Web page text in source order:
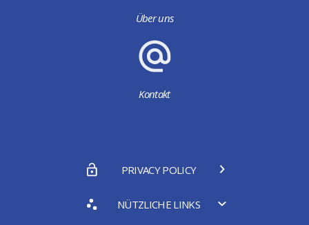
Über uns
Kontakt
PRIVACY POLICY
NÜTZLICHE LINKS